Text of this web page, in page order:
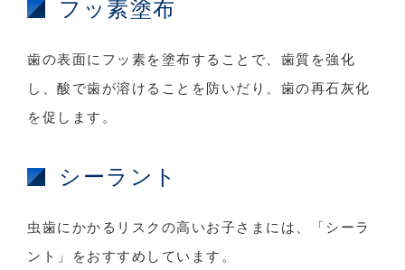
フッ素塗布
歯の表面にフッ素を塗布することで、歯質を強化
し、酸で歯が溶けることを防いだり、歯の再石灰化
を促します。
シーラント
虫歯にかかるリスクの高いお子さまには、「シーラ
ント」をおすすめしています。